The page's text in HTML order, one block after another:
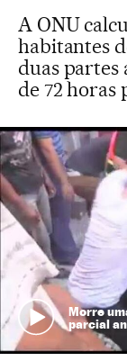
A ONU
habitantes
duas partes
de 72 horas
Morre
parcial